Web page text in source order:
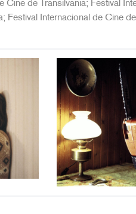
Cine de Transilvania; Festival
Internacional de Cine